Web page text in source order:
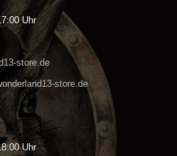
Uhr
store.de
store.de
Uhr